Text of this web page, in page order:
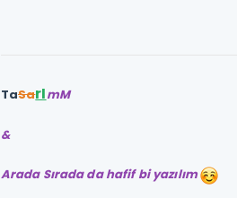
TaSarImM
&
Arada Sırada da hafif bi yazılım